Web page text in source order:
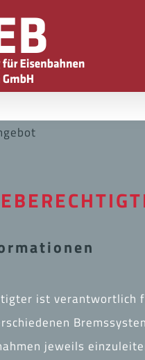
ist verantwortlich
jeweils